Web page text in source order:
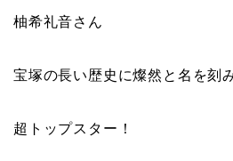
柚希礼音さん
宝塚の長い歴史に燦然と名を刻
超トップスター！